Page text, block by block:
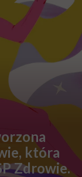
która
Zdrowie.